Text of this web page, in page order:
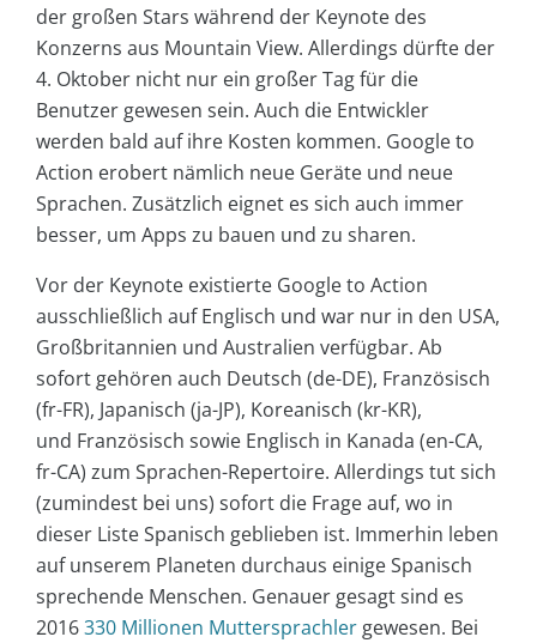
der großen Stars während der Keynote des
Konzerns aus Mountain View. Allerdings dürfte der
4. Oktober nicht nur ein großer Tag für die
Benutzer gewesen sein. Auch die Entwickler
werden bald auf ihre Kosten kommen. Google to
Action erobert nämlich neue Geräte und neue
Sprachen. Zusätzlich eignet es sich auch immer
besser, um Apps zu bauen und zu sharen.
Vor der Keynote existierte Google to Action
ausschließlich auf Englisch und war nur in den USA,
Großbritannien und Australien verfügbar. Ab
sofort gehören auch Deutsch (de-DE), Französisch
(fr-FR), Japanisch (ja-JP), Koreanisch (kr-KR),
und Französisch sowie Englisch in Kanada (en-CA,
fr-CA) zum Sprachen-Repertoire. Allerdings tut sich
(zumindest bei uns) sofort die Frage auf, wo in
dieser Liste Spanisch geblieben ist. Immerhin leben
auf unserem Planeten durchaus einige Spanisch
sprechende Menschen. Genauer gesagt sind es
2016330 Millionen Muttersprachler gewesen. Bei